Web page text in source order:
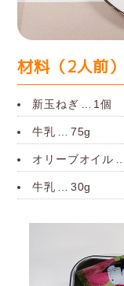
材料（2人前）
新玉ねぎ 1個
牛乳 75g
オリーブオイル
牛乳 30g